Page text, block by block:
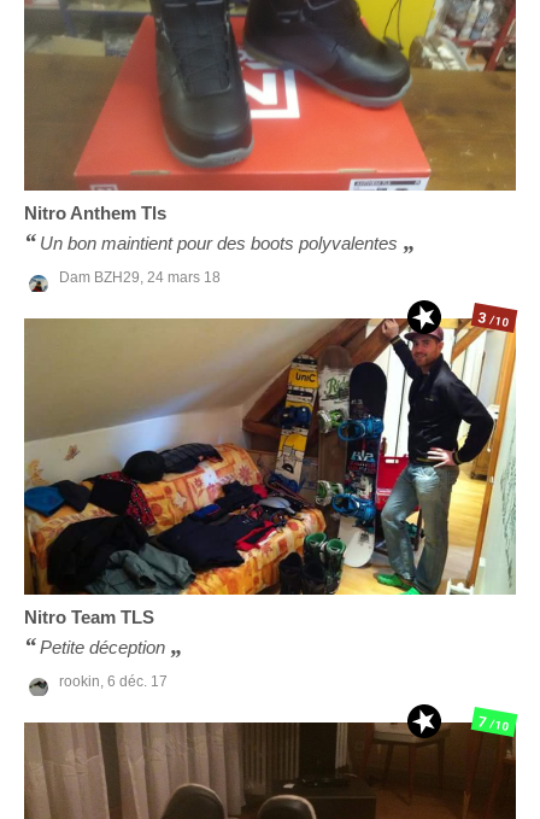
Nitro Anthem Tls
Un bon maintient pour des boots polyvalentes
Dam BZH29, 24 mars 18
Nitro Team TLS
Petite déception
rookin, 6 déc. 17
3/10
7/10